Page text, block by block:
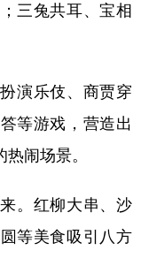
三兔共耳、宝相
演乐伎、商贾穿
等游戏，营造出
闹场景。
。红柳大串、沙
等美食吸引八方